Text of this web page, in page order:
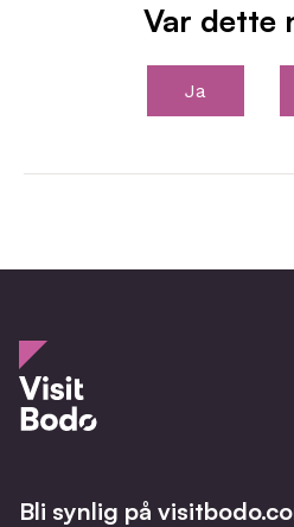
Var dette
Ja
Bli synlig på